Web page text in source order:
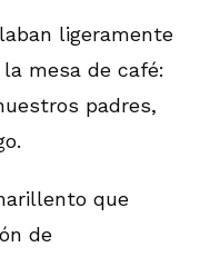
ligeramente
mesa de café:
padres,
que
de